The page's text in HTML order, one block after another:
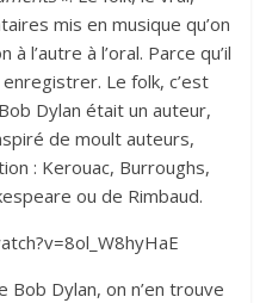
mis en musique qu’on
l’autre à l’oral. Parce qu’il
Le folk, c’est
Dylan était un auteur,
de moult auteurs,
: Kerouac, Burroughs,
ou de Rimbaud.
Dylan, on n’en trouve